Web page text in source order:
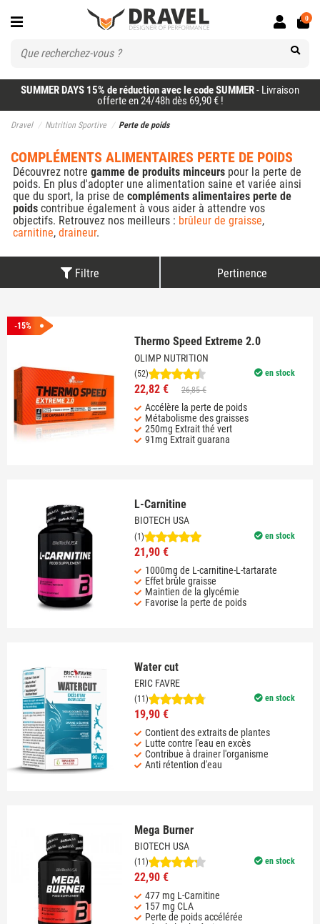
SUMMER DAYS 15% de réduction avec le code SUMMER- Livraison
offerte en 24/48h dès 69,90 € !
0
Dravel Nutrition Sportive Perte de poids
COMPLÉMENTS ALIMENTAIRES PERTE DE POIDS
Découvrez notre gamme de produits minceurs pour la perte de
poids. En plus d'adopter une alimentation saine et variée ainsi
que du sport, la prise de compléments alimentaires perte de
poids contribue également à vous aider à attendre vos
objectifs. Retrouvez nos meilleurs : brûleur de graisse,
carnitine, draineur.
Filtre Pertinence
-15%
Thermo Speed Extreme 2.0
OLIMP NUTRITION
en stock
(52)
22,82 € 26,85 €
Accélère la perte de poids
Métabolisme des graisses
250mg Extrait thé vert
91mg Extrait guarana
L-Carnitine
BIOTECH USA
en stock
(1)
21,90 €
1000mg de L-carnitine-L-tartarate
Effet brûle graisse
Maintien de la glycémie
Favorise la perte de poids
Water cut
ERIC FAVRE
en stock
(11)
19,90 €
Contient des extraits de plantes
Lutte contre l'eau en excès
Contribue à drainer l'organisme
Anti rétention d'eau
Mega Burner
BIOTECH USA
en stock
(11)
22,90 €
477 mg L-Carnitine
157 mg CLA
Perte de poids accélérée